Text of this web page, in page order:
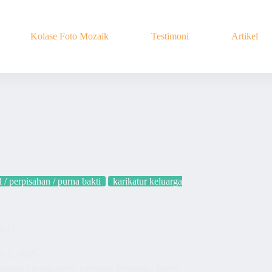
Kolase Foto Mozaik Testimoni Artikel
perpisahan / purna bakti
karikatur keluarga